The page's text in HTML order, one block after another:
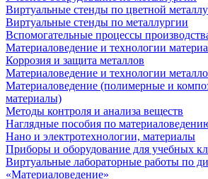
Виртуальные стенды по цветной
Виртуальные стенды по металлургии
Вспомогательные процессы
Материаловедение и технологии
Коррозия и защита металлов
Материаловедение и технологии
Материаловедение (полимерные и
материалы)
Методы контроля и анализа веществ
Наглядные пособия по
Нано и электротехнологии, материалы
Приборы и оборудование для учебных
Виртуальные лабораторные работы по
«Материаловедение»